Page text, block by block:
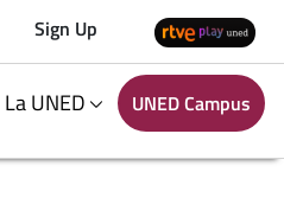
Sign Up
La UNED UNED Campus